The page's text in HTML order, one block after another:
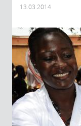
13.03.2014